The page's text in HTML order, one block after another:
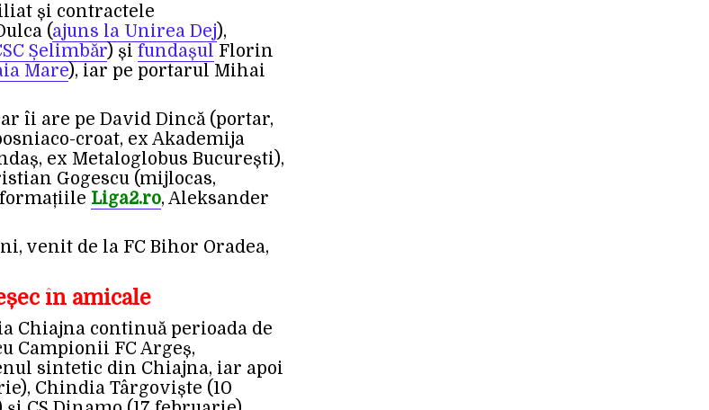
și contractele
(ajuns la Unirea Dej),
Șelimbăr) și fundașul Florin
Mare), iar pe portarul Mihai
îi are pe David Dincă (portar,
croat, ex Akademija
ex Metaloglobus București),
Gogescu (mijlocas,
Liga2.ro, Aleksander
venit de la FC Bihor Oradea,
în amicale
Chiajna continuă perioada de
Campionii FC Argeș,
sintetic din Chiajna, iar apoi
Chindia Târgoviște (10